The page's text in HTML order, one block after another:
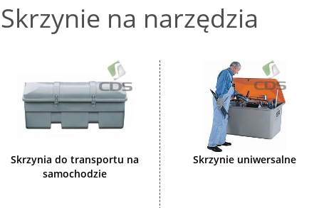
Skrzynie na narzędzia
Skrzynia do transportu na
samochodzie
Skrzynie uniwersalne